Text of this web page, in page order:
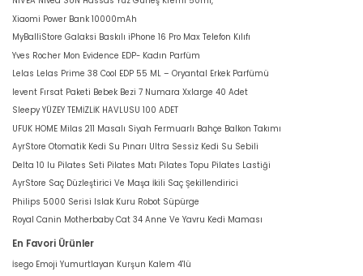
Xiaomi Power Bank 10000mAh
MyBalliStore Galaksi Baskılı iPhone 16 Pro Max Telefon Kılıfı
Yves Rocher Mon Evidence EDP- Kadın Parfüm
Lelas Lelas Prime 38 Cool EDP 55 ML – Oryantal Erkek Parfümü
levent Fırsat Paketi Bebek Bezi 7 Numara Xxlarge 40 Adet
Sleepy YÜZEY TEMİZLİK HAVLUSU 100 ADET
UFUK HOME Milas 211 Masalı Siyah Fermuarlı Bahçe Balkon Takımı
AyrStore Otomatik Kedi Su Pınarı Ultra Sessiz Kedi Su Sebili
Delta 10 lu Pilates Seti Pilates Matı Pilates Topu Pilates Lastiği
AyrStore Saç Düzleştirici Ve Maşa İkili Saç Şekillendirici
Philips 5000 Serisi Islak Kuru Robot Süpürge
Royal Canin Motherbaby Cat 34 Anne Ve Yavru Kedi Maması
En Favori Ürünler
İsego Emoji Yumurtlayan Kurşun Kalem 4'lü